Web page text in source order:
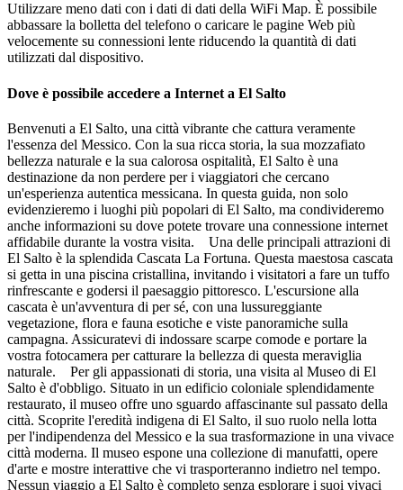
Utilizzare meno dati con i dati di dati della WiFi Map. È possibile
abbassare la bolletta del telefono o caricare le pagine Web più
velocemente su connessioni lente riducendo la quantità di dati
utilizzati dal dispositivo.
Dove è possibile accedere a Internet a El Salto
Benvenuti a El Salto, una città vibrante che cattura veramente
l'essenza del Messico. Con la sua ricca storia, la sua mozzafiato
bellezza naturale e la sua calorosa ospitalità, El Salto è una
destinazione da non perdere per i viaggiatori che cercano
un'esperienza autentica messicana. In questa guida, non solo
evidenzieremo i luoghi più popolari di El Salto, ma condivideremo
anche informazioni su dove potete trovare una connessione internet
affidabile durante la vostra visita. Una delle principali attrazioni di
El Salto è la splendida Cascata La Fortuna. Questa maestosa cascata
si getta in una piscina cristallina, invitando i visitatori a fare un tuffo
rinfrescante e godersi il paesaggio pittoresco. L'escursione alla
cascata è un'avventura di per sé, con una lussureggiante
vegetazione, flora e fauna esotiche e viste panoramiche sulla
campagna. Assicuratevi di indossare scarpe comode e portare la
vostra fotocamera per catturare la bellezza di questa meraviglia
naturale. Per gli appassionati di storia, una visita al Museo di El
Salto è d'obbligo. Situato in un edificio coloniale splendidamente
restaurato, il museo offre uno sguardo affascinante sul passato della
città. Scoprite l'eredità indigena di El Salto, il suo ruolo nella lotta
per l'indipendenza del Messico e la sua trasformazione in una vivace
città moderna. Il museo espone una collezione di manufatti, opere
d'arte e mostre interattive che vi trasporteranno indietro nel tempo.
Nessun viaggio a El Salto è completo senza esplorare i suoi vivaci